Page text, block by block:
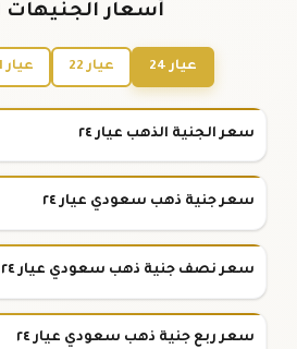
أسعار الجنيهات
عيار 24 عيار 22 عيار 21
سعر الجنية الذهب عيار ٢٤
سعر جنية ذهب سعودي عيار ٢٤
سعر نصف جنية ذهب سعودي عيار ٢٤
سعر ربع جنية ذهب سعودي عيار ٢٤